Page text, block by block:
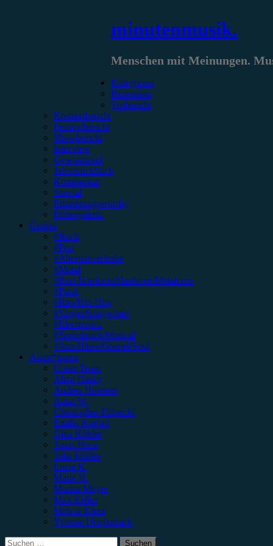
minutenmusik.
Menschen mit Meinungen.
Kategorien
Rezension
Vorbericht
Konzertbericht
Festivalbericht
Showbericht
Interview
Gewinnspiel
Jahresrückblick
Kommentar
Special
Erinnerungswürdig
Bildergalerie
Genres
#Rock
#Pop
#Alternative/Indie
#Metal
#Post-Hardcore/Hardcore/Metalcore
#Punk
#Rap/Hip-Hop
#Singer/Songwriter
#Electronica
#Soundtrack/Musical
#Jazz/Blues/Gospel/Soul
Autor*innen
Unser Team
Alina Hasky
Andrea Holstein
Anna W.
Christopher Filipecki
Emilia Knebel
Gina Köhler
Jonas Horn
Julia Köhler
Lucie K.
Marie H.
Marius Meyer
Max Keller
Melvin Klein
Yvonne Hopfensack
Suchen